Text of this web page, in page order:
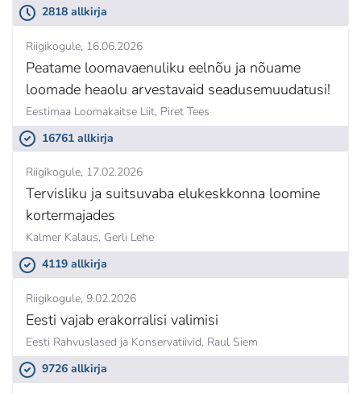
2818 allkirja
Riigikogule 16.06.2026
Peatame loomavaenuliku eelnõu ja nõuame
loomade heaolu arvestavaid seadusemuudatusi!
Eestimaa Loomakaitse Liit, Piret Tees
16761 allkirja
Riigikogule 17.02.2026
Tervisliku ja suitsuvaba elukeskkonna loomine
kortermajades
Kalmer Kalaus, Gerli Lehe
4119 allkirja
Riigikogule 9.02.2026
Eesti vajab erakorralisi valimisi
Eesti Rahvuslased ja Konservatiivid, Raul Siem
9726 allkirja